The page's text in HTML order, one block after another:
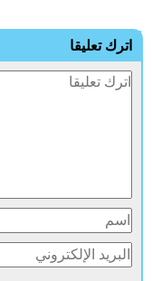
اترك تعليقا